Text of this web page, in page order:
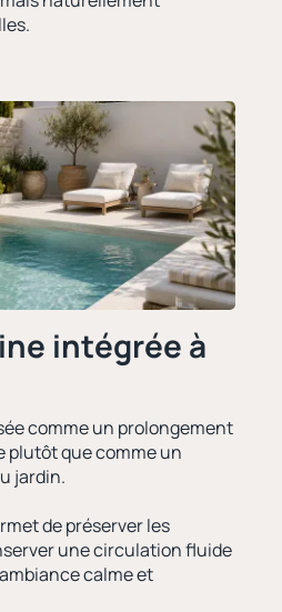
intégrée à
comme un prolongement
plutôt que comme un
jardin.
de préserver les
une circulation fluide
calme et